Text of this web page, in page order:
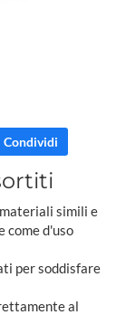
Condividi
simili e
come d'uso
per soddisfare
al